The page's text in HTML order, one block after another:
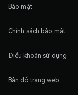
Bảo mật
Chính sách bảo mật
Điều khoản sử dụng
Bản đồ trang web